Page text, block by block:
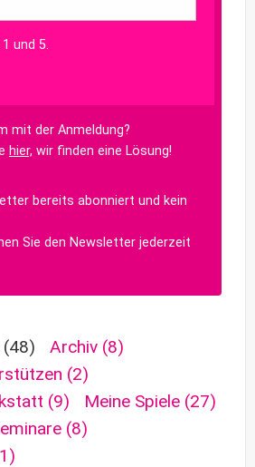
und 5.
mit der Anmeldung?
hier, wir finden eine Lösung!
bereits abonniert und kein
Sie den Newsletter jederzeit
(48) Archiv (8)
(2)
(9) Meine Spiele (27)
(8)